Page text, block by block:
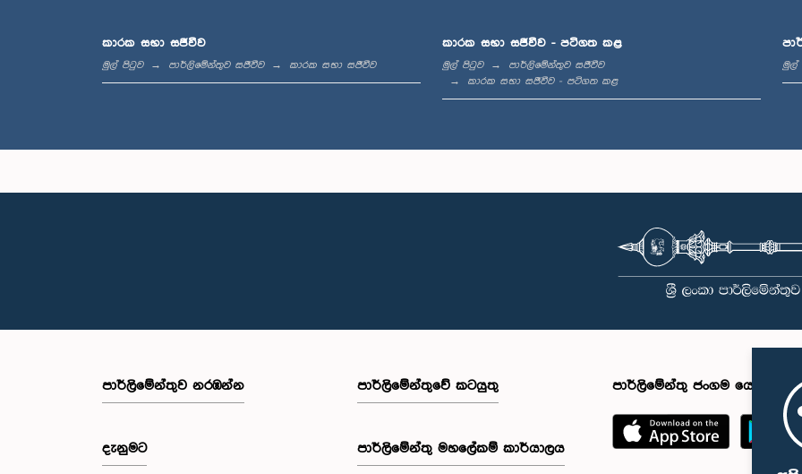
කාරක සභා සජීවීව
මුල් පිටුව පාර්ලිමේන්තුව සජීවීව කාරක සභා සජීවීව
කාරක සභා සජීවීව - පටිගත කළ
මුල් පිටුව
පාර්ලිමේන්තුව සජීවීව
කාරක සභා සජීවීව - පටිගත කළ
මුල්
පාර්ලි‌මේන්තුව නරඹන්න
දැනුමට
පාර්ලිමේන්තුවේ කටයුතු
පාර්ලිමේන්තු මහලේකම් කාර්යාලය
පාර්ලිමේන්තු ජංගම යෙදුම